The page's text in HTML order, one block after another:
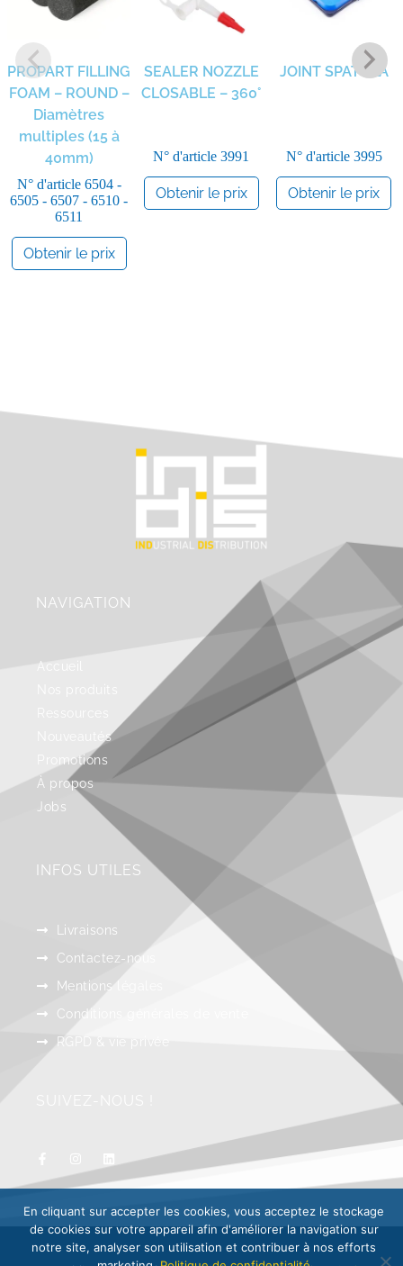
PROPART FILLING
FOAM – ROUND –
Diamètres
multiples (15 à
40mm)
N° d'article 6504 -
6505 - 6507 - 6510 -
6511
Obtenir le prix
SEALER NOZZLE
CLOSABLE – 360°
N° d'article 3991
Obtenir le prix
JOINT SPATULA
N° d'article 3995
Obtenir le prix
NAVIGATION
Accueil
Nouveautés
Promotions
À propos
Jobs
INFOS UTILES
Livraisons
Contactez-nous
Mentions légales
Conditions générales de vente
RGPD & vie privée
En cliquant sur accepter les cookies, vous acceptez le stockage
de cookies sur votre appareil afin d'améliorer la navigation sur
notre site, analyser son utilisation et contribuer à nos efforts